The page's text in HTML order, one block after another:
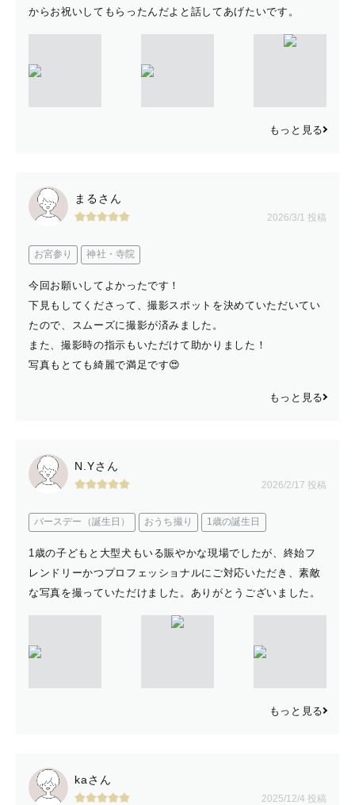
からお祝いしてもらったんだよと話してあげたいです。
もっと見る
まるさん
2026/3/1 投稿
お宮参り 神社・寺院
今回お願いしてよかったです！
下見もしてくださって、撮影スポットを決めていただいてい
たので、スムーズに撮影が済みました。
また、撮影時の指示もいただけて助かりました！
写真もとても綺麗で満足です😍
もっと見る
N.Yさん
2026/2/17 投稿
バースデー（誕生日） おうち撮り 1歳の誕生日
1歳の子どもと大型犬もいる賑やかな現場でしたが、終始フ
レンドリーかつプロフェッショナルにご対応いただき、素敵
な写真を撮っていただけました。ありがとうございました。
もっと見る
kaさん
2025/12/4 投稿